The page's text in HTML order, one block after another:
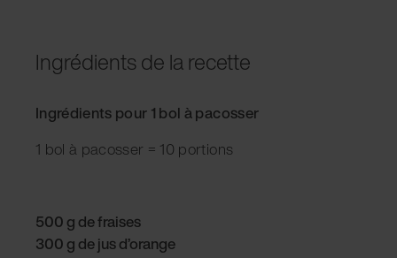
Ingrédients de la recette
Ingrédients pour 1 bol à pacosser
1 bol à pacosser = 10 portions
500 g de fraises
300 g de jus d’orange